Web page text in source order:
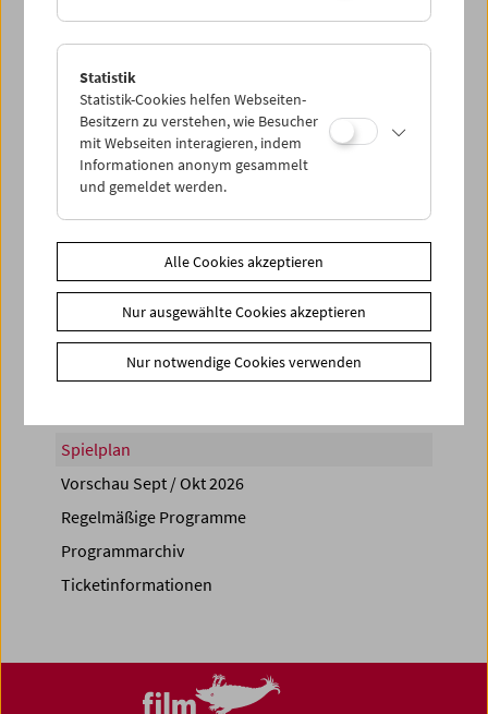
So 14.6.
PROGRAMM ÜBERBLICK
Spielplan
Vorschau Sept / Okt 2026
Regelmäßige Programme
Programmarchiv
Ticketinformationen
Statistik
Statistik-Cookies helfen Webseiten-
Besitzern zu verstehen, wie Besucher
mit Webseiten interagieren, indem
Informationen anonym gesammelt
und gemeldet werden.
Alle Cookies akzeptieren
Nur ausgewählte Cookies akzeptieren
Nur notwendige Cookies verwenden